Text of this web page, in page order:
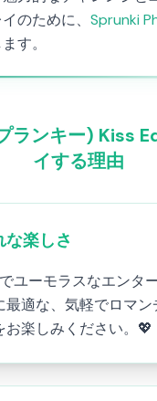
のために、 Sprunki
す。
ランキー) Kiss
イする理由
楽しさ
ユーモラスなエンタ
最適な、気軽でロマ
お楽しみください。💖